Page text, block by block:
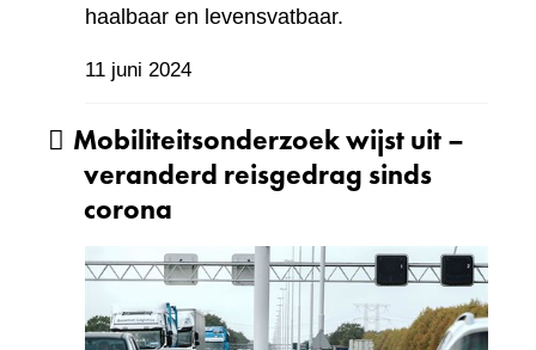
haalbaar en levensvatbaar.
11 juni 2024
Mobiliteitsonderzoek wijst uit –
veranderd reisgedrag sinds
corona